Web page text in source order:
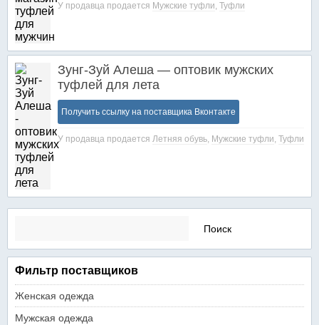
У продавца продается Мужские туфли, Туфли
Зунг-Зуй Алеша — оптовик мужских
туфлей для лета
Получить ссылку на поставщика Вконтакте
У продавца продается Летняя обувь, Мужские туфли, Туфли
Найти:
Фильтр поставщиков
Женская одежда
Мужская одежда